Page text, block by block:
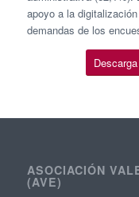
apoyo a la
demandas de los
ASOCIACIÓN
(AVE)